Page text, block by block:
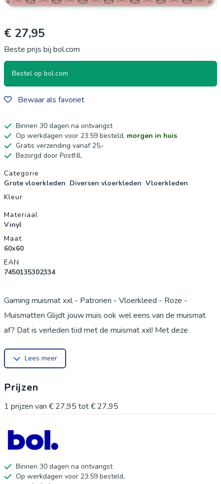
€ 27,95
Beste prijs bij bol.com
Bestel op bol.com
Bewaar als favoriet
Binnen 30 dagen na ontvangst
Op werkdagen voor 23:59 besteld, morgen in huis
Gratis verzending vanaf 25,-
Bezorgd door PostNL
Productgegevens
Categorie
Grote vloerkleden Diversen vloerkleden Vloerkleden
Kleur
Materiaal
Vinyl
Maat
60x60
EAN
7450135302334
Gaming muismat xxl - Patronen - Vloerkleed - Roze -
Muismatten Glijdt jouw muis ook wel eens van de muismat
af? Dat is verleden tijd met de muismat xxl! Met deze
niet meer bang te zijn dat je mousepad te klein is. De muismat
een antisliplaag aan de onderkant. Hierdoor schuift de xxl
muismat niet heen en weer tijdens het gebruik. De bovenkant
beweegt over de muismat. De grote muismat is daarom ook
uitstekend te gebruiken als gaming muismat! De muismat xxl
past gemakkelijk onder je toetsenbord en muis. Door het
formaat biedt dit product ook nog een voordeel: hij dient
Lees meer
Prijzen
1 prijzen van € 27,95 tot€ 27,95
Binnen 30 dagen na ontvangst
Op werkdagen voor 23:59 besteld,